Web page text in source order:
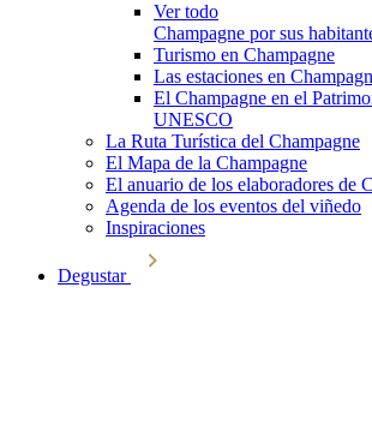
Ver todo
Champagne por sus
Turismo en Champagne
Las estaciones en
El Champagne en el
UNESCO
La Ruta Turística del Champagne
El Mapa de la Champagne
El anuario de los elaboradores de
Agenda de los eventos del viñedo
Inspiraciones
Degustar